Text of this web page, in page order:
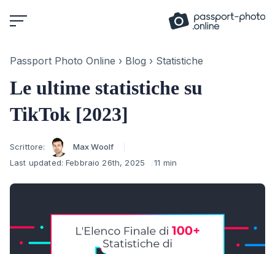
to
Passport Photo Online › Blog › Statistiche
Le ultime statistiche su
TikTok [2023]
Author
Scrittore:
Max Woolf
Last updated:Febbraio 26th, 2025 11 min